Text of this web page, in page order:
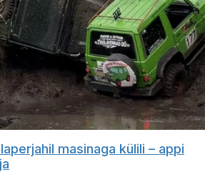
masinaga külili – appi